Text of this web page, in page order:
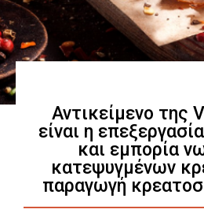
Αντικείμενο της
είναι η
και εμπορία
κατεψυγμένων
παραγωγή